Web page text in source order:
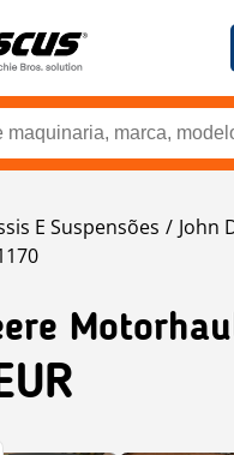
E Suspensões
John